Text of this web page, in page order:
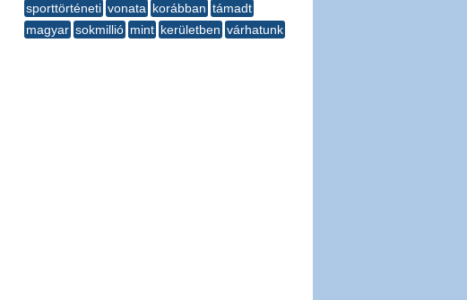
sporttörténeti vonata korábban támadt
magyar sokmillió mint kerületben várhatunk